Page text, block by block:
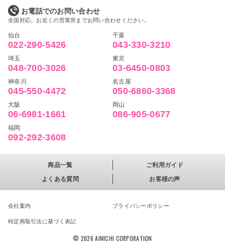
お電話でのお問い合わせ
全国対応。お近くの営業所までお問い合わせください。
仙台
022-290-5426
千葉
043-330-3210
埼玉
048-700-3026
東京
03-6450-0803
神奈川
045-550-4472
名古屋
050-6860-3368
大阪
06-6981-1661
岡山
086-905-0677
福岡
092-292-3608
商品一覧
ご利用ガイド
よくある質問
お客様の声
会社案内 プライバシーポリシー
特定商取引法に基づく表記
© 2026 AINICHI CORPORATION